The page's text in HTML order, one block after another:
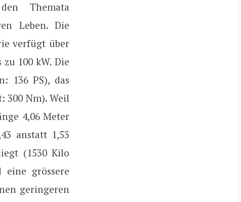
Themata
Leben. Die
verfügt über
100 kW. Die
136 PS), das
300 Nm). Weil
4,06 Meter
anstatt 1,53
(1530 Kilo
grössere
geringeren